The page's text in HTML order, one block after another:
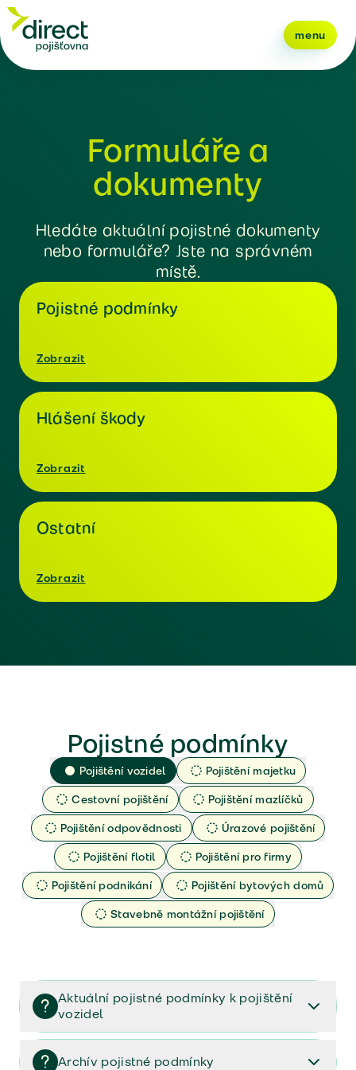
menu
Formuláře a
dokumenty
Hledáte aktuální pojistné dokumenty
nebo formuláře? Jste na správném
místě.
Pojistné podmínky
Zobrazit
Hlášení škody
Zobrazit
Ostatní
Zobrazit
Pojistné podmínky
Pojištění vozidel
Pojištění majetku
Cestovní pojištění
Pojištění mazlíčků
Pojištění odpovědnosti
Úrazové pojištění
Pojištění flotil
Pojištění pro firmy
Pojištění podnikání
Pojištění bytových domů
Stavebně montážní pojištění
Aktuální pojistné podmínky k pojištění
vozidel
Pojištění vozidel/Pojistné podmínky a vše důležité ke
smlouvě (PDF)
Archív pojistné podmínky